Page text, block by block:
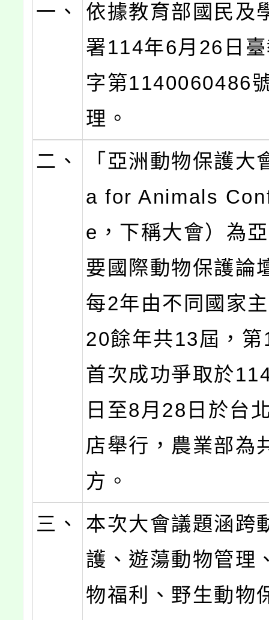
一、
依據教育部國民及
署114年6月26日
字第1140060486
理。
二、
「亞洲動物保護大
a for Animals
e，下稱大會）為
要國際動物保護論
每2年由不同國家
20餘年共13屆，
首次成功爭取於
日至8月28日於台
店舉行，農業部為
方。
三、
本次大會議題涵跨
護、遊蕩動物管理
物福利、野生動物